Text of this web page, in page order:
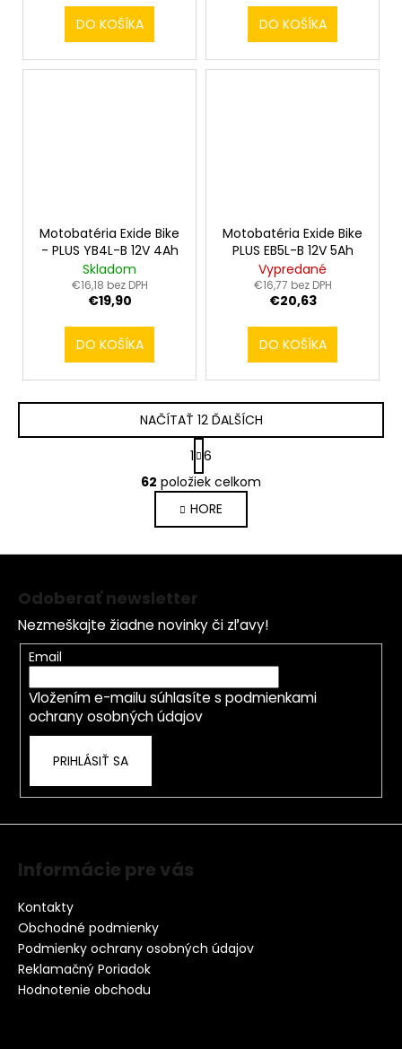
DO KOŠÍKA DO KOŠÍKA
Motobatéria Exide Bike
- PLUS YB4L-B 12V 4Ah
Skladom
€16,18 bez DPH
€19,90
DO KOŠÍKA
Motobatéria Exide Bike
PLUS EB5L-B 12V 5Ah
Vypredané
€16,77 bez DPH
€20,63
DO KOŠÍKA
O
v
l
á
d
e
p
r
v
k
s
NAČÍTAŤ 12 ĎALŠÍCH
S
t
r
á
n
k
o
i
e
1 6
62 položiek celkom
HORE
Odoberať newsletter
Nezmeškajte žiadne novinky či zľavy!
Email
Vložením e-mailu súhlasíte s podmienkami
ochrany osobných údajov
PRIHLÁSIŤ SA
Informácie pre vás
Kontakty
Obchodné podmienky
Podmienky ochrany osobných údajov
Reklamačný Poriadok
Hodnotenie obchodu